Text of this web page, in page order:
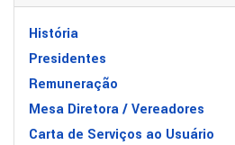
História
Presidentes
Remuneração
Mesa Diretora / Vereadores
Carta de Serviços ao Usuário